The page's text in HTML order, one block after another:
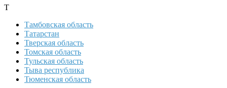
Т
Тамбовская область
Татарстан
Тверская область
Томская область
Тульская область
Тыва республика
Тюменская область